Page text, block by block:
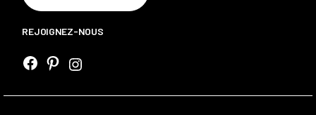
REJOIGNEZ-NOUS
Facebook
Pinterest
Instagram